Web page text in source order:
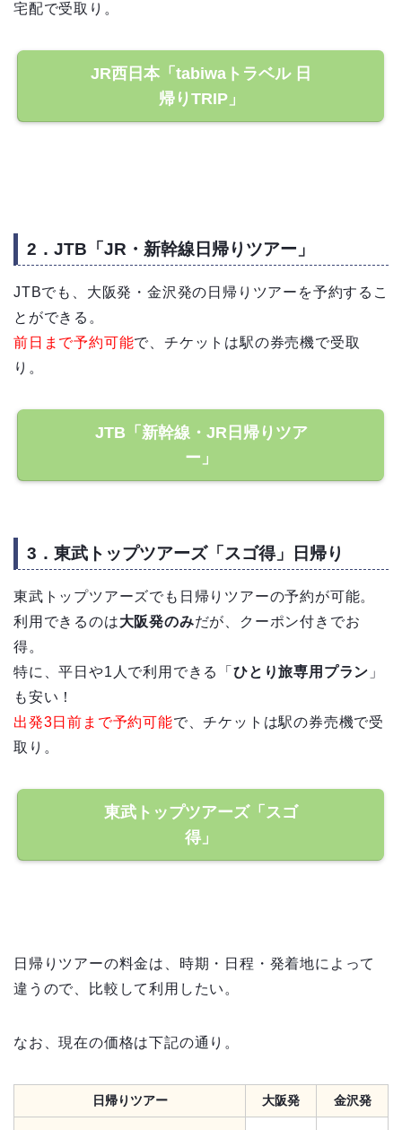
宅配で受取り。
JR西日本「tabiwaトラベル 日
帰りTRIP」
2．JTB「JR・新幹線日帰りツアー」
JTBでも、大阪発・金沢発の日帰りツアーを予約するこ
とができる。
前日まで予約可能で、チケットは駅の券売機で受取
り。
JTB「新幹線・JR日帰りツア
ー」
3．東武トップツアーズ「スゴ得」日帰り
東武トップツアーズでも日帰りツアーの予約が可能。
利用できるのは大阪発のみだが、クーポン付きでお
得。
特に、平日や1人で利用できる「ひとり旅専用プラン 」
も安い！
出発3日前まで予約可能で、チケットは駅の券売機で受
取り。
東武トップツアーズ「スゴ
得」
日帰りツアーの料金は、時期・日程・発着地によって
違うので、比較して利用したい。
なお、現在の価格は下記の通り。
日帰りツアー 大阪発 金沢発